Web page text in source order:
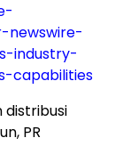
newswire-
industry-
capabilities
distribusi
PR